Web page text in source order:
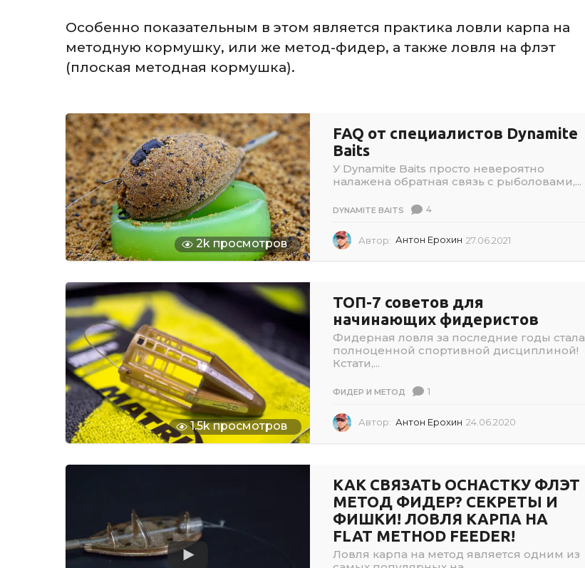
Особенно показательным в этом является практика ловли карпа на
методную кормушку, или же метод-фидер, а также ловля на флэт
(плоская методная кормушка).
2k просмотров
FAQ от специалистов Dynamite
Baits
У Dynamite Baits просто невероятно
налажена обратная связь с рыболовами,...
DYNAMITE BAITS 4
Автор: Антон Ерохин 27.06.2021
2
0
2
1.5k просмотров
ТОП-7 советов для
начинающих фидеристов
Фидерная ловля за последние годы стала
полноценной спортивной дисциплиной!
Кстати,...
ФИДЕР И МЕТОД 1
Автор: Антон Ерохин 24.06.2020
.
0
КАК СВЯЗАТЬ ОСНАСТКУ ФЛЭТ
МЕТОД ФИДЕР? СЕКРЕТЫ И
ФИШКИ! ЛОВЛЯ КАРПА НА
FLAT METHOD FEEDER!
Ловля карпа на метод является одним из